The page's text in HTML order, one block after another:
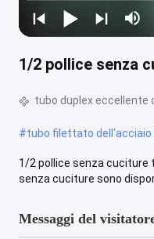
1/2 pollice senza
tubo duplex eccellente
#tubo filettato dell'acciaio
1/2 pollice senza cuciture
senza cuciture sono
Messaggi del